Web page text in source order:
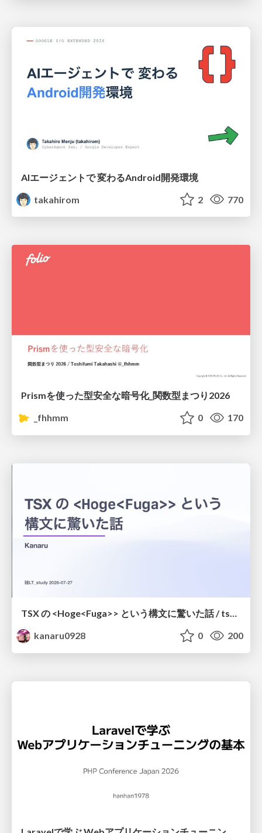
AIエージェントで 変わるAndroid開発環境
takahirom
2 770
Prismを使った型安全な暗号化_関数型まつり2026
_fhhmm
0 170
TSX の <Hoge<Fuga>> という構文に驚いた話 / tsx-type-argument-syntax
kanaru0928
0 200